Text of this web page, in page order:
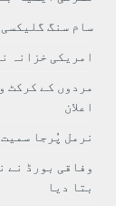
سام سنگ گلیکسی ایس 27 الٹرا سے ایک
امریکی خزانہ
اعلان
نرمل پُرجا سمیت 10 کوہ پیما براڈ پیک پر لاپتہ
وفاقی بورڈ نے
بتا دیا